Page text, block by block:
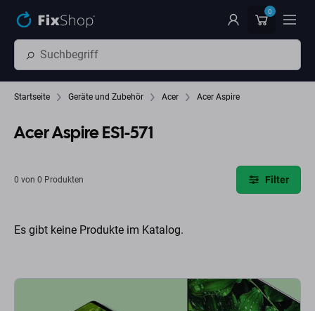
0
Startseite Geräte und Zubehör Acer Acer Aspire
Acer Aspire ES1-571
0 von 0 Produkten Filter
Es gibt keine Produkte im Katalog.